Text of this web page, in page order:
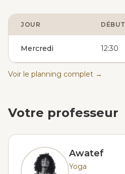
JOUR DÉBUT
Mercredi 12:30
Voir le planning complet →
Votre professeur
Awatef
Yoga